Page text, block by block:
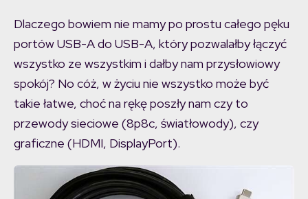
Dlaczego bowiem nie mamy po prostu całego pęku
portów USB-A do USB-A, który pozwalałby łączyć
wszystko ze wszystkim i dałby nam przysłowiowy
spokój? No cóż, w życiu nie wszystko może być
takie łatwe, choć na rękę poszły nam czy to
przewody sieciowe (8p8c, światłowody), czy
graficzne (HDMI, DisplayPort).